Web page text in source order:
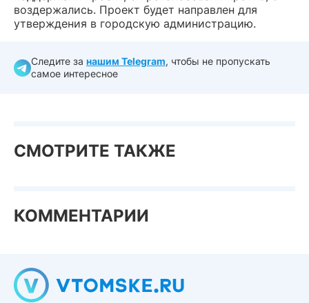
воздержались. Проект будет направлен для
утверждения в городскую администрацию.
Следите за нашим Telegram, чтобы не пропускать
самое интересное
СМОТРИТЕ ТАКЖЕ
КОММЕНТАРИИ